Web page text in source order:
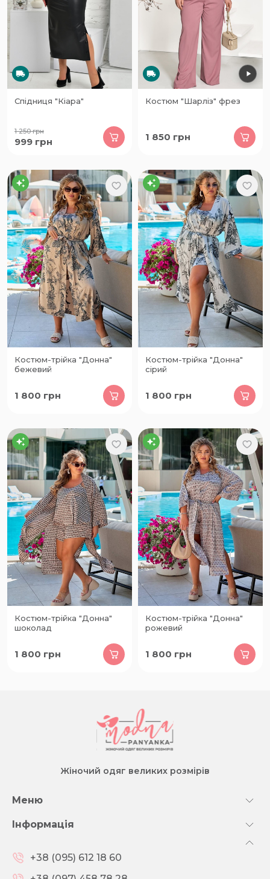
Спідниця "Кіара"
1 250грн
999 грн
Костюм "Шарліз" фрез
1 850 грн
Костюм-трійка "Донна"
бежевий
1 800 грн
Костюм-трійка "Донна"
сірий
1 800 грн
Костюм-трійка "Донна"
шоколад
1 800 грн
Костюм-трійка "Донна"
рожевий
1 800 грн
Жіночий одяг великих розмірів
Меню
Інформація
+38 (095) 612 18 60